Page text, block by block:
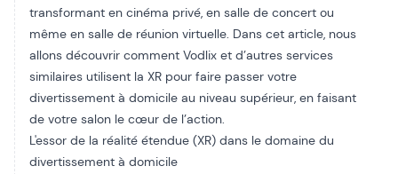
transformant en cinéma privé, en salle de concert ou
même en salle de réunion virtuelle. Dans cet article, nous
allons découvrir comment Vodlix et d’autres services
similaires utilisent la XR pour faire passer votre
divertissement à domicile au niveau supérieur, en faisant
de votre salon le cœur de l’action.
L'essor de la réalité étendue (XR) dans le domaine du
divertissement à domicile